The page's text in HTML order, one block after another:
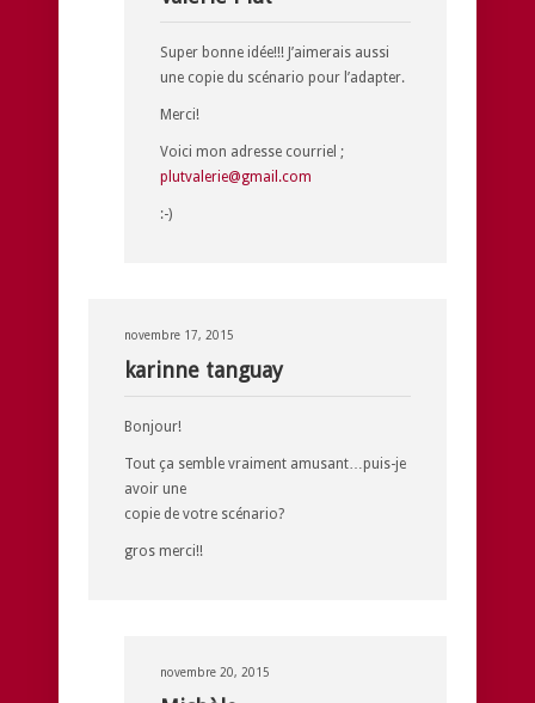
Super bonne idée!!! J’aimerais aussi
une copie du scénario pour l’adapter.
Merci!
Voici mon adresse courriel ;
plutvalerie@gmail.com
:-)
novembre 17, 2015
karinne tanguay
Bonjour!
Tout ça semble vraiment amusant…puis-je
avoir une
copie de votre scénario?
gros merci!!
novembre 20, 2015